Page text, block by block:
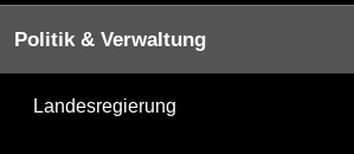
Politik & Verwaltung
Landesregierung